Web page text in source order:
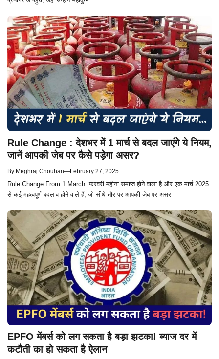
Rule Change : देशभर में 1 मार्च से बदल जाएंगे ये नियम,
जानें आपकी जेब पर कैसे पड़ेगा असर?
By Meghraj Chouhan—February 27, 2025
Rule Change From 1 March: फरवरी महीना समाप्त होने वाला है और एक मार्च 2025
से कई महत्वपूर्ण बदलाव होने वाले हैं, जो सीधे तौर पर आपकी जेब पर असर
EPFO मेंबर्स को लग सकता है बड़ा झटका! ब्याज दर में
कटौती का हो सकता है ऐलान